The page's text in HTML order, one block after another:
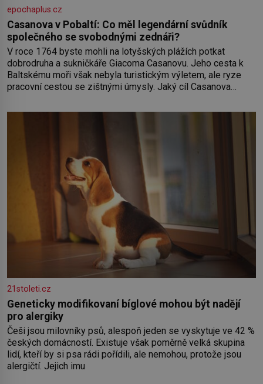
epochaplus.cz
Casanova v Pobaltí: Co měl legendární svůdník
společného se svobodnými zednáři?
V roce 1764 byste mohli na lotyšských plážích potkat
dobrodruha a sukničkáře Giacoma Casanovu. Jeho cesta k
Baltskému moři však nebyla turistickým výletem, ale ryze
pracovní cestou se zištnými úmysly. Jaký cíl Casanova
Rigy? Casanova v Pobaltí kontaktoval tamní zednářské lóže.
Nebyl v této oblasti žádným nováčkem, protože do
21stoleti.cz
Geneticky modifikovaní bíglové mohou být nadějí
pro alergiky
Češi jsou milovníky psů, alespoň jeden se vyskytuje ve 42 %
českých domácností. Existuje však poměrně velká skupina
lidí, kteří by si psa rádi pořídili, ale nemohou, protože jsou
alergičtí. Jejich imu